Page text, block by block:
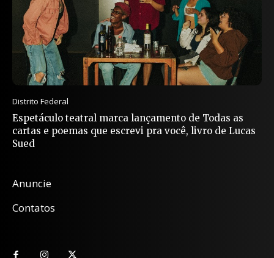
Distrito Federal
Espetáculo teatral marca lançamento de Todas as
cartas e poemas que escrevi pra você, livro de Lucas
Sued
Anuncie
Contatos